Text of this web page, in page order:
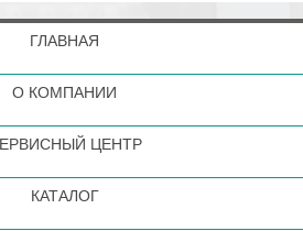
ГЛАВНАЯ
О КОМПАНИИ
ЦЕНТР
КАТАЛОГ